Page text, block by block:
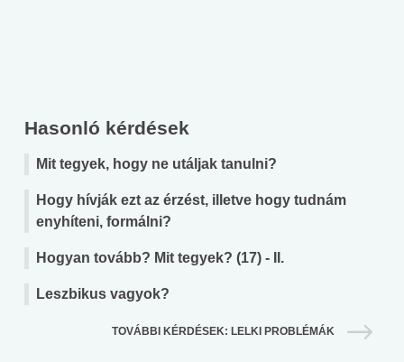
Hasonló kérdések
Mit tegyek, hogy ne utáljak tanulni?
Hogy hívják ezt az érzést, illetve hogy tudnám
enyhíteni, formálni?
Hogyan tovább? Mit tegyek? (17) - II.
Leszbikus vagyok?
TOVÁBBI KÉRDÉSEK: LELKI PROBLÉMÁK